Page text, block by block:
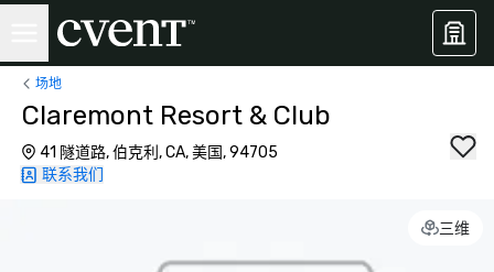
场地
Claremont Resort & Club
41 隧道路, 伯克利, CA, 美国, 94705
联系我们
三维